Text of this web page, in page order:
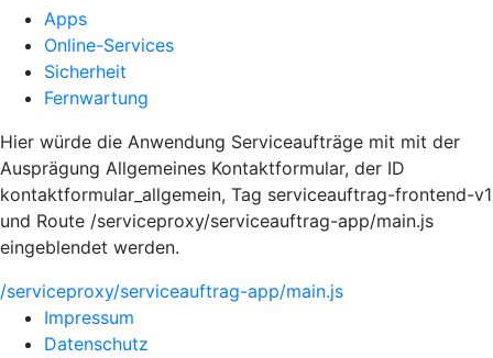
Apps
Online-Services
Sicherheit
Fernwartung
Hier würde die Anwendung Serviceaufträge mit mit der
Ausprägung Allgemeines Kontaktformular, der ID
kontaktformular_allgemein, Tag serviceauftrag-frontend-v1
und Route /serviceproxy/serviceauftrag-app/main.js
eingeblendet werden.
/serviceproxy/serviceauftrag-app/main.js
Impressum
Datenschutz